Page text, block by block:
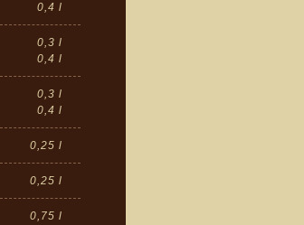
0,4 l
0,3 l
0,4 l
0,3 l
0,4 l
0,25 l
0,25 l
0,75 l